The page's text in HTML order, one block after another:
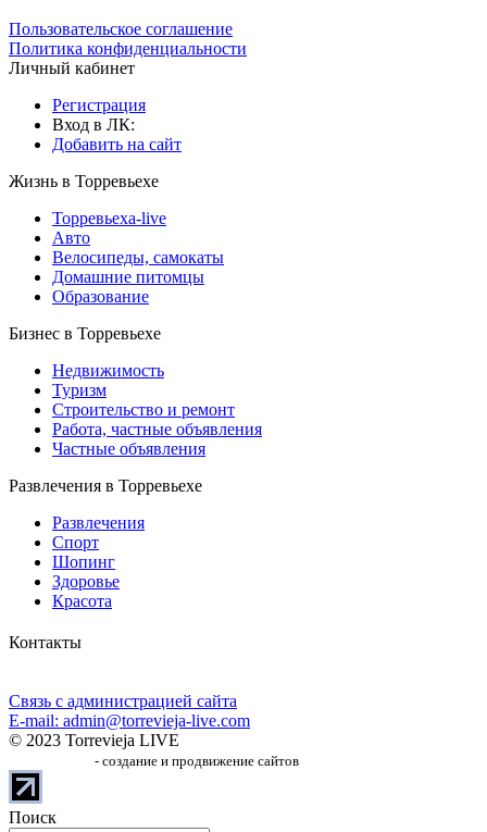
Пользовательское соглашение
Политика конфиденциальности
Личный кабинет
Регистрация
Вход в ЛК:
Добавить на сайт
Жизнь в Торревьехе
Торревьеха-live
Авто
Велосипеды, самокаты
Домашние питомцы
Образование
Бизнес в Торревьехе
Недвижимость
Туризм
Строительство и ремонт
Работа, частные объявления
Частные объявления
Развлечения в Торревьехе
Развлечения
Спорт
Шопинг
Здоровье
Красота
Контакты
Связь с администрацией сайта
E-mail: admin@torrevieja-live.com
© 2023 Torrevieja LIVE
- создание и продвижение сайтов
Поиск